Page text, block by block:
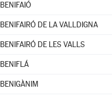
BENIFAIÓ
BENIFAIRÓ DE LA VALLDIGNA
BENIFAIRÓ DE LES VALLS
BENIFLÁ
BENIGÀNIM